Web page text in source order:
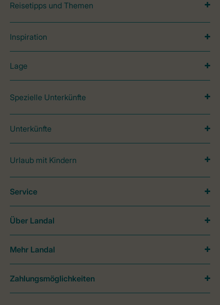
Reisetipps und Themen
Inspiration
Lage
Spezielle Unterkünfte
Unterkünfte
Urlaub mit Kindern
Service
Über Landal
Mehr Landal
Zahlungsmöglichkeiten